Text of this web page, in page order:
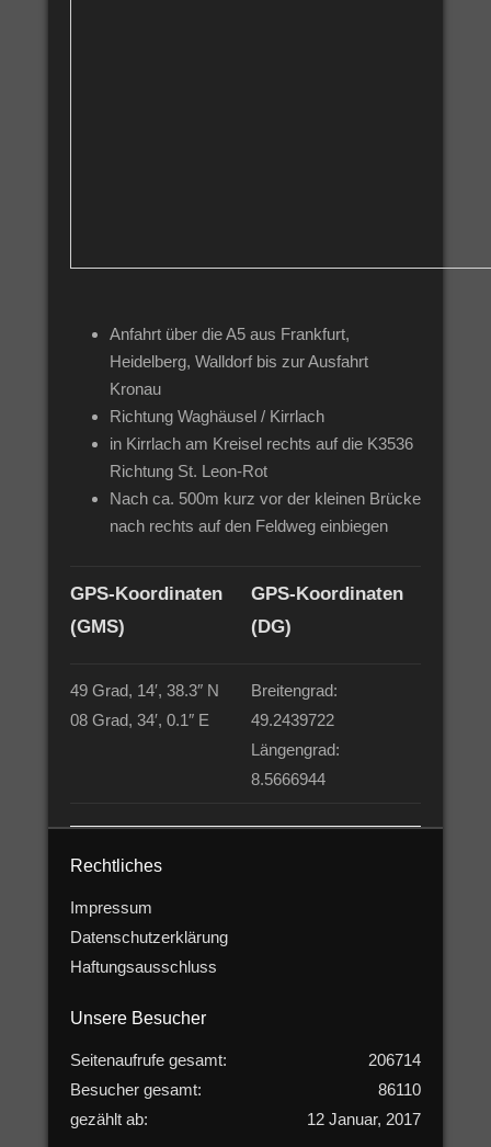
Anfahrt über die A5 aus Frankfurt,
Heidelberg, Walldorf bis zur Ausfahrt
Kronau
Richtung Waghäusel / Kirrlach
in Kirrlach am Kreisel rechts auf die K3536
Richtung St. Leon-Rot
Nach ca. 500m kurz vor der kleinen Brücke
nach rechts auf den Feldweg einbiegen
GPS-Koordinaten
(GMS)
GPS-Koordinaten
(DG)
49 Grad, 14′, 38.3″ N
08 Grad, 34′, 0.1″ E
Breitengrad:
49.2439722
Längengrad:
8.5666944
Rechtliches
Impressum
Datenschutzerklärung
Haftungsausschluss
Unsere Besucher
206714
Seitenaufrufe gesamt:
86110
Besucher gesamt:
12 Januar, 2017
gezählt ab: